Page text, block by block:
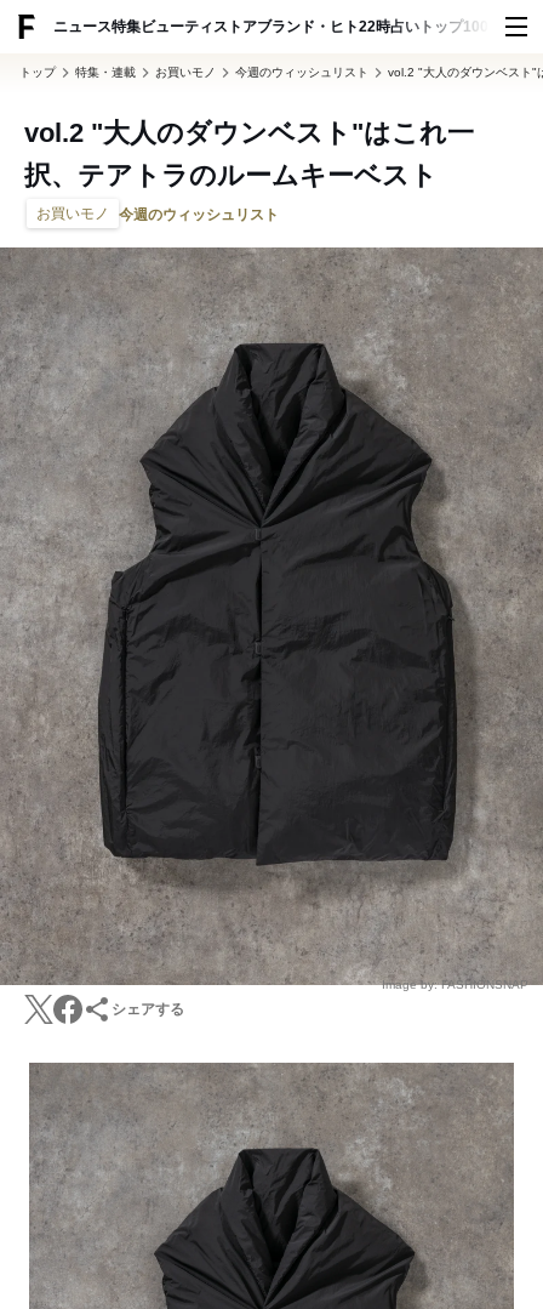
ニュース特集ビューティ ストアブランド・ヒト22時占い トップ100 スナッ
トップ 特集・連載 お買いモノ 今週のウィッシュリスト vol.2 "大人のダウンベスト"
vol.2 "大人のダウンベスト"はこれ一
択、テアトラのルームキーベスト
お買いモノ 今週のウィッシュリスト
Image by: FASHIONSNAP
シェアする